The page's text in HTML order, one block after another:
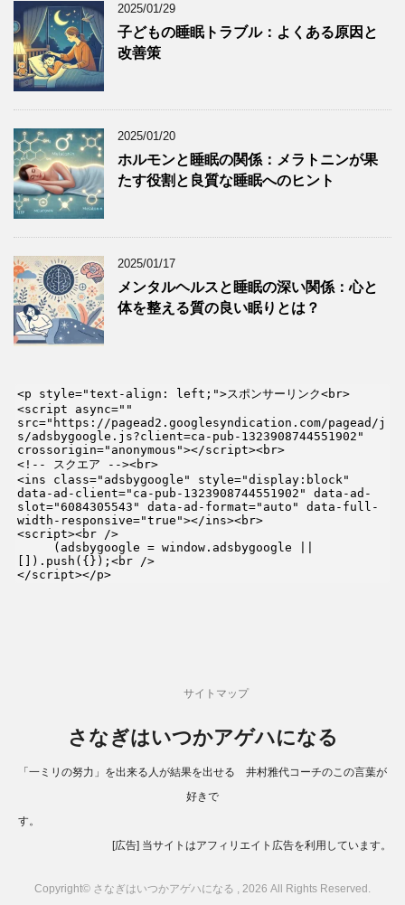
2025/01/29
子どもの睡眠トラブル：よくある原因と
改善策
2025/01/20
ホルモンと睡眠の関係：メラトニンが果
たす役割と良質な睡眠へのヒント
2025/01/17
メンタルヘルスと睡眠の深い関係：心と
体を整える質の良い眠りとは？
<p style="text-align: left;">スポンサーリンク<br>
<script async=""
src="https://pagead2.googlesyndication.com/pagead/j
s/adsbygoogle.js?client=ca-pub-1323908744551902"
crossorigin="anonymous"></script><br>
<!-- スクエア --><br>
<ins class="adsbygoogle" style="display:block"
data-ad-client="ca-pub-1323908744551902" data-ad-
slot="6084305543" data-ad-format="auto" data-full-
width-responsive="true"></ins><br>
<script><br />
[]).push({});<br />
</script></p>
サイトマップ
さなぎはいつかアゲハになる
「一ミリの努力」を出来る人が結果を出せる 井村雅代コーチのこの言葉が
好きで
す。
[広告] 当サイトはアフィリエイト広告を利用しています。
Copyright© さなぎはいつかアゲハになる , 2026 All Rights Reserved.